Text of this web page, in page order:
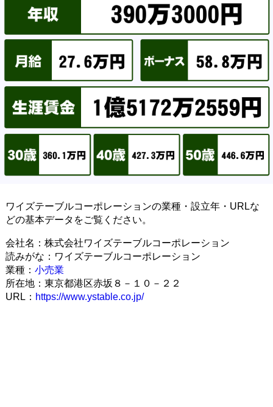
ワイズテーブルコーポレーションの業種・設立年・URLな
どの基本データをご覧ください。
会社名：株式会社ワイズテーブルコーポレーション
読みがな：ワイズテーブルコーポレーション
業種： 小売業
所在地：東京都港区赤坂８－１０－２２
URL： https://www.ystable.co.jp/